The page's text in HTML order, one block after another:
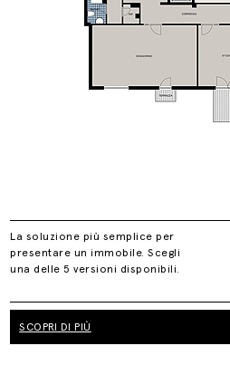
La soluzione più semplice per
presentare un immobile. Scegli
una delle 5 versioni disponibili.
SCOPRI DI PIÙ